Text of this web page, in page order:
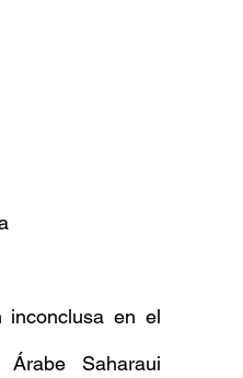
inconclusa en el
Saharaui